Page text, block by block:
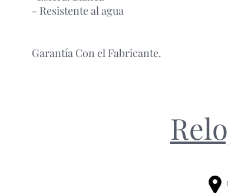
- Resistente al agua
Garantía Con el Fabricante.